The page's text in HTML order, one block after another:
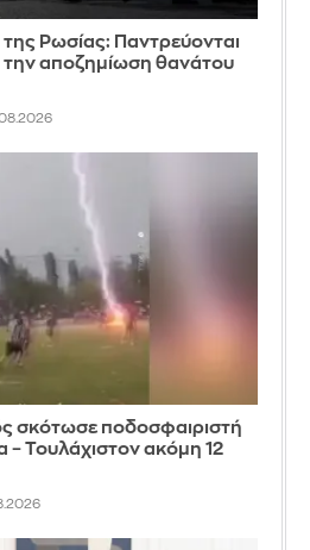
Ρωσίας: Παντρεύονται
την αποζημίωση θανάτου
σκότωσε ποδοσφαιριστή
– Τουλάχιστον ακόμη 12